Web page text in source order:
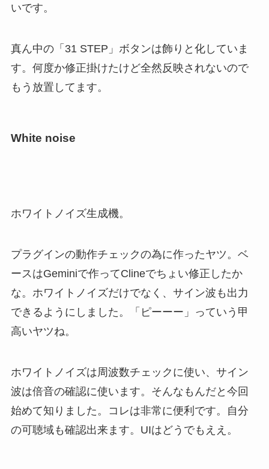
いです。
真ん中の「31 STEP」ボタンは飾りと化していま
す。何度か修正掛けたけど全然反映されないので
もう放置してます。
White noise
ホワイトノイズ生成機。
プラグインの動作チェックの為に作ったヤツ。ベ
ースはGeminiで作ってClineでちょい修正したか
な。ホワイトノイズだけでなく、サイン波も出力
できるようにしました。「ピーーー」っていう甲
高いヤツね。
ホワイトノイズは周波数チェックに使い、サイン
波は倍音の確認に使います。そんなもんだと今回
始めて知りました。コレは非常に便利です。自分
の可聴域も確認出来ます。UIはどうでもええ。